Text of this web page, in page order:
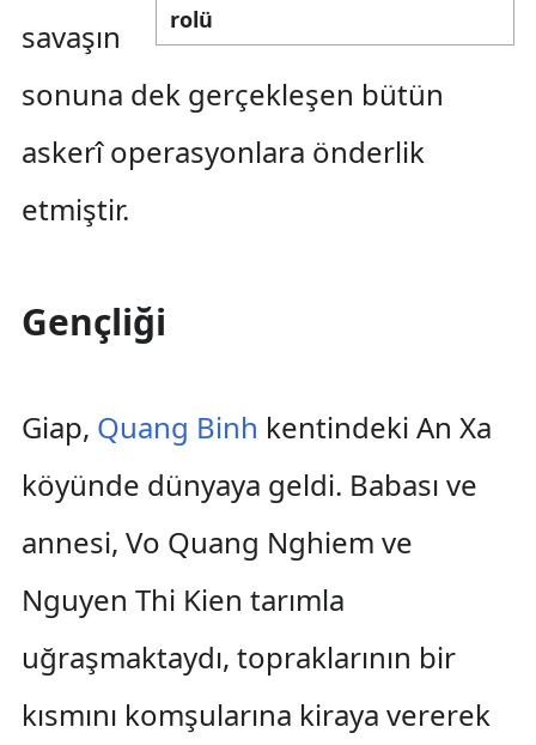
rolü
savaşın
sonuna dek gerçekleşen bütün
askerî operasyonlara önderlik
etmiştir.
Gençliği
Giap, Quang Binh kentindeki An Xa
köyünde dünyaya geldi. Babası ve
annesi, Vo Quang Nghiem ve
Nguyen Thi Kien tarımla
uğraşmaktaydı, topraklarının bir
kısmını komşularına kiraya vererek